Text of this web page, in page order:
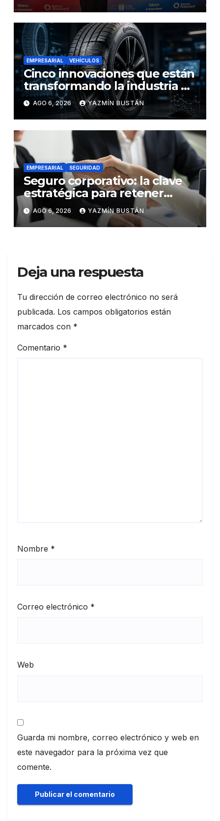
EMPRESARIAL VEHÍCULOS
Cinco innovaciones que están
transformando la industria de
los neumáticos y redefinen el
futuro de la movilidad
AGO 6, 2026 YAZMÍN BUSTÁN
EMPRESARIAL SEGURIDAD
Seguro corporativo: la clave
estratégica para retener
talento en Ecuador
AGO 6, 2026 YAZMÍN BUSTÁN
Deja una respuesta
Tu dirección de correo electrónico no será
publicada. Los campos obligatorios están
marcados con *
Comentario *
Nombre *
Correo electrónico *
Web
Guarda mi nombre, correo electrónico y web en
este navegador para la próxima vez que
comente.